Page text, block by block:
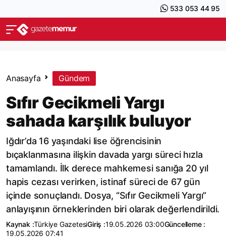
533 053 44 95
Anasayfa Gündem
Sıfır Gecikmeli Yargı
sahada karşılık buluyor
Iğdır’da 16 yaşındaki lise öğrencisinin
bıçaklanmasına ilişkin davada yargı süreci hızla
tamamlandı. İlk derece mahkemesi sanığa 20 yıl
hapis cezası verirken, istinaf süreci de 67 gün
içinde sonuçlandı. Dosya, “Sıfır Gecikmeli Yargı”
anlayışının örneklerinden biri olarak değerlendirildi.
Kaynak :Türkiye GazetesiGiriş :19.05.2026 03:00Güncelleme :
19.05.2026 07:41